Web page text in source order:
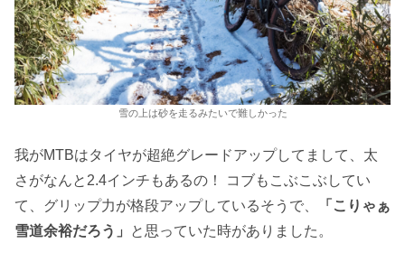
雪の上は砂を走るみたいで難しかった
我がMTBはタイヤが超絶グレードアップしてまして、太
さがなんと2.4インチもあるの！ コブもこぶこぶしてい
て、グリップ力が格段アップしているそうで、
「こりゃぁ
雪道余裕だろう」
と思っていた時がありました。